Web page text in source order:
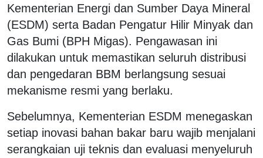
Kementerian Energi dan Sumber Daya Mineral
(ESDM) serta Badan Pengatur Hilir Minyak dan
Gas Bumi (BPH Migas). Pengawasan ini
dilakukan untuk memastikan seluruh distribusi
dan pengedaran BBM berlangsung sesuai
mekanisme resmi yang berlaku.
Sebelumnya, Kementerian ESDM menegaskan
setiap inovasi bahan bakar baru wajib menjalani
serangkaian uji teknis dan evaluasi menyeluruh